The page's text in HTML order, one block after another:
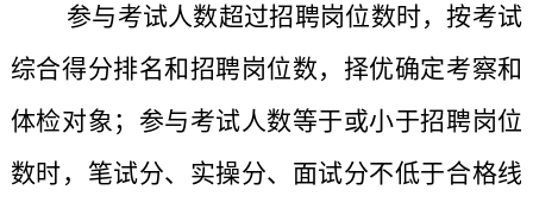
参与考试人数超过招聘岗位数时，按考试
综合得分排名和招聘岗位数，择优确定考察和
体检对象；参与考试人数等于或小于招聘岗位
数时，笔试分、实操分、面试分不低于合格线